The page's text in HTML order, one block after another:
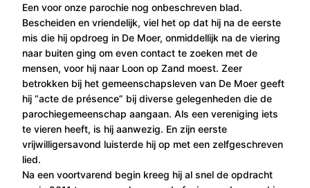
Een voor onze parochie nog onbeschreven blad.
Bescheiden en vriendelijk, viel het op dat hij na de eerste
mis die hij opdroeg in De Moer, onmiddellijk na de viering
naar buiten ging om even contact te zoeken met de
mensen, voor hij naar Loon op Zand moest. Zeer
betrokken bij het gemeenschapsleven van De Moer geeft
hij “acte de présence” bij diverse gelegenheden die de
parochiegemeenschap aangaan. Als een vereniging iets
te vieren heeft, is hij aanwezig. En zijn eerste
vrijwilligersavond luisterde hij op met een zelfgeschreven
lied.
Na een voortvarend begin kreeg hij al snel de opdracht